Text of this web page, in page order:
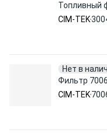
Топливный
CIM-TEK
Нет в
Фильтр
CIM-TEK